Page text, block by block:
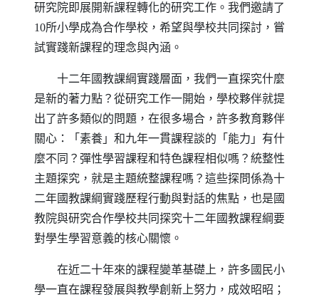
研究院即展開新課程轉化的研究工作。我們邀請了
10所小學成為合作學校，希望與學校共同探討，嘗
試實踐新課程的理念與內涵。
十二年國教課綱實踐層面，我們一直探究什麼
是新的著力點？從研究工作一開始，學校夥伴就提
出了許多類似的問題，在很多場合，許多教育夥伴
關心：「素養」和九年一貫課程談的「能力」有什
麼不同？彈性學習課程和特色課程相似嗎？統整性
主題探究，就是主題統整課程嗎？這些探問係為十
二年國教課綱實踐歷程行動與對話的焦點，也是國
教院與研究合作學校共同探究十二年國教課程綱要
對學生學習意義的核心關懷。
在近二十年來的課程變革基礎上，許多國民小
學一直在課程發展與教學創新上努力，成效昭昭；